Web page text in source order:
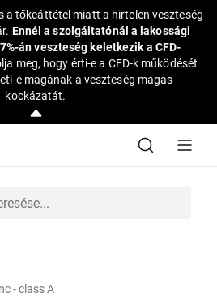
a tőkeáttétel miatt a hirtelen veszteség
Ennél a szolgáltatónál a lakossági
án veszteség keletkezik a CFD-
meg, hogy érti-e a CFD-k működését
e magának a veszteség magas
kockázatát.
- class A